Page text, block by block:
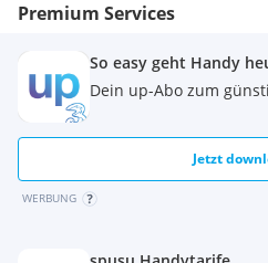
Premium Services
So easy geht Handy
Dein up-Abo zum
Jetzt
WERBUNG